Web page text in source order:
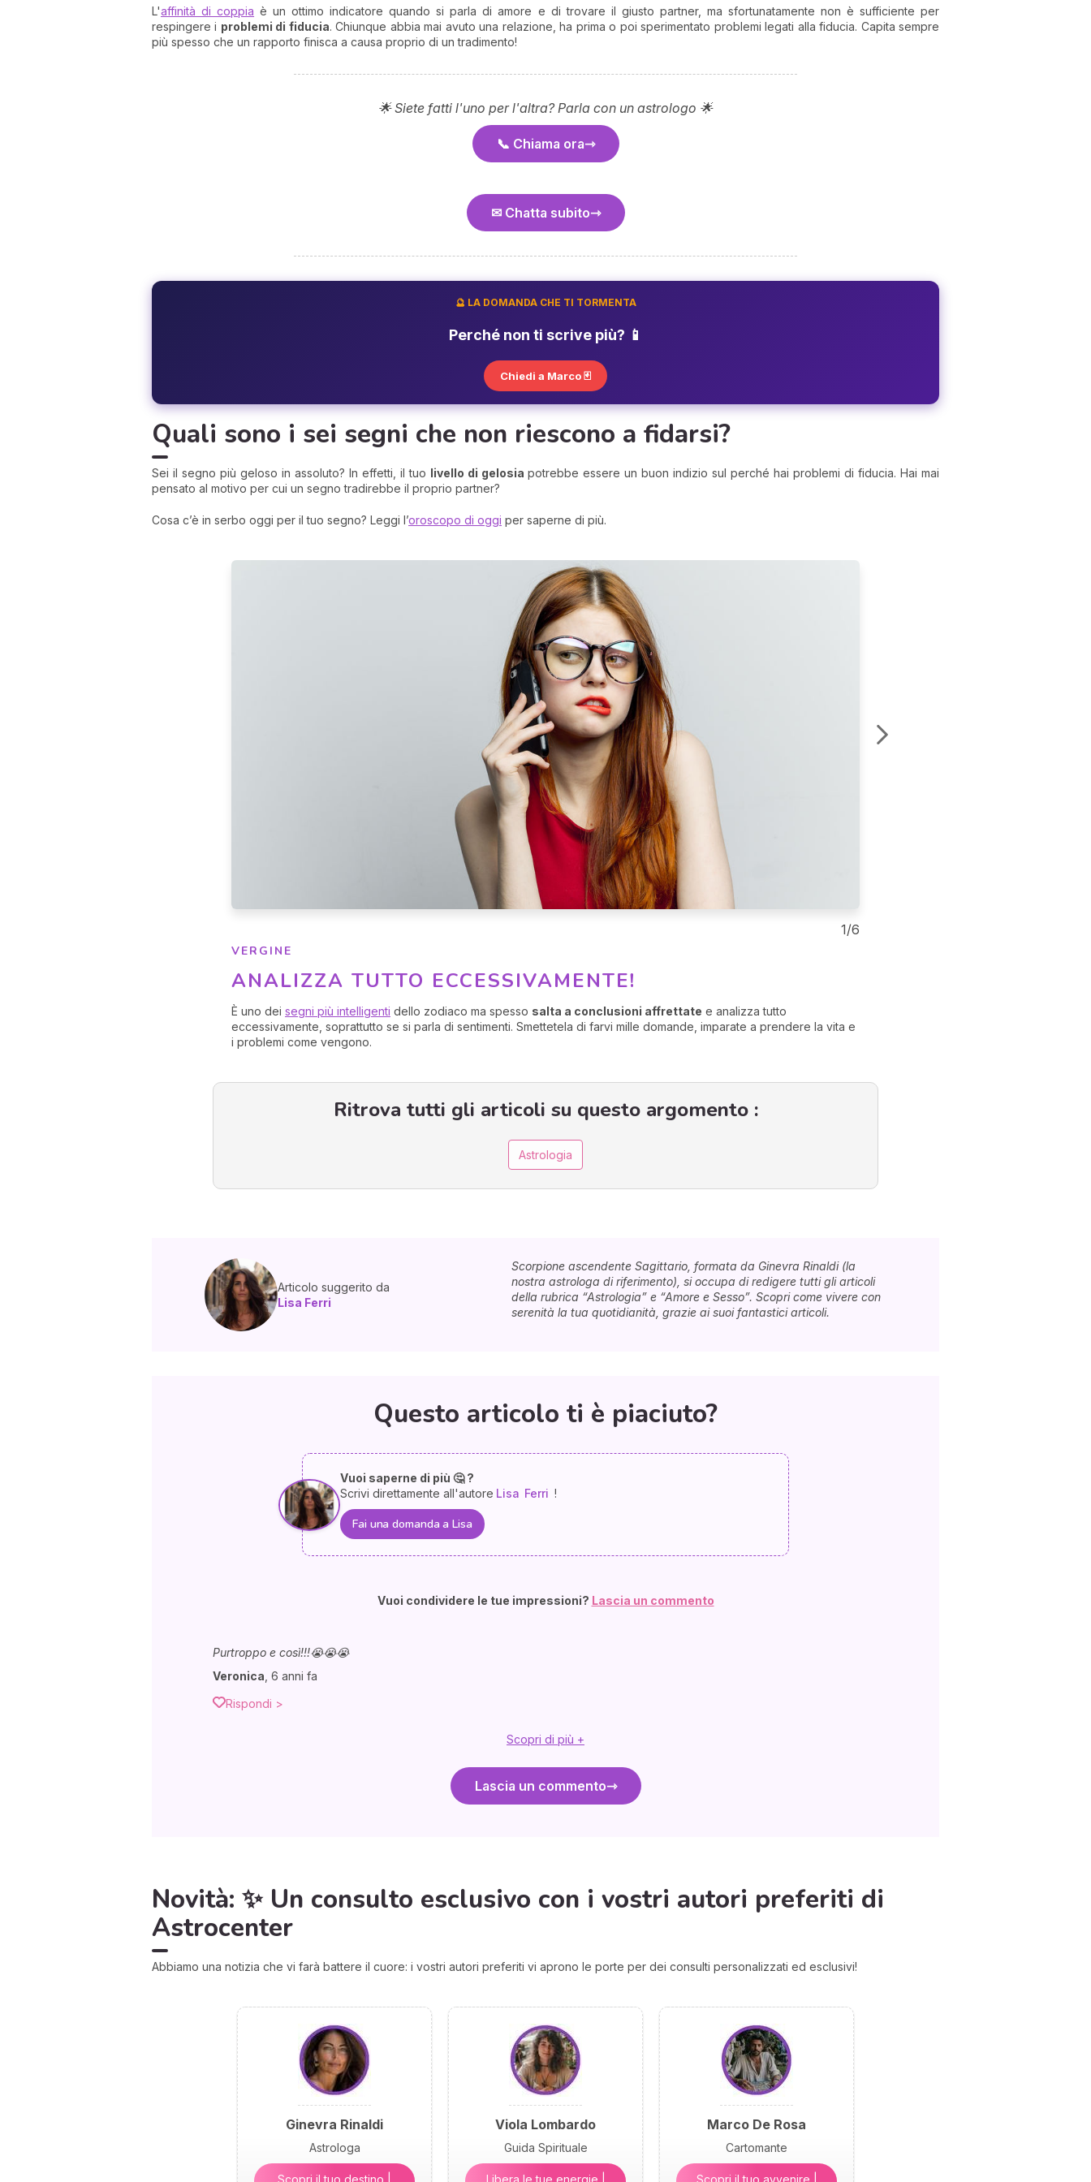
L'affinità di coppia è un ottimo indicatore quando si parla di amore e di trovare il giusto partner, ma sfortunatamente non è sufficiente per
respingere i problemi di fiducia. Chiunque abbia mai avuto una relazione, ha prima o poi sperimentato problemi legati alla fiducia. Capita sempre
più spesso che un rapporto finisca a causa proprio di un tradimento!
🌟 Siete fatti l'uno per l'altra? Parla con un astrologo 🌟
📞 Chiama ora
✉ Chatta subito
🔮 LA DOMANDA CHE TI TORMENTA
Perché non ti scrive più? 📱
Chiedi a Marco 🃏
Quali sono i sei segni che non riescono a fidarsi?
Sei il segno più geloso in assoluto? In effetti, il tuo livello di gelosia potrebbe essere un buon indizio sul perché hai problemi di fiducia. Hai mai
pensato al motivo per cui un segno tradirebbe il proprio partner?
Cosa c’è in serbo oggi per il tuo segno? Leggi l’oroscopo di oggi per saperne di più.
VERGINE
ANALIZZA TUTTO ECCESSIVAMENTE!
È uno dei segni più intelligenti dello zodiaco ma spesso salta a conclusioni affrettate e analizza tutto
eccessivamente, soprattutto se si parla di sentimenti. Smettetela di farvi mille domande, imparate a prendere la vita e
i problemi come vengono.
1/6
Ritrova tutti gli articoli su questo argomento :
Astrologia
Articolo suggerito da
Lisa Ferri
Scorpione ascendente Sagittario, formata da Ginevra Rinaldi (la
nostra astrologa di riferimento), si occupa di redigere tutti gli articoli
della rubrica “Astrologia” e “Amore e Sesso”. Scopri come vivere con
serenità la tua quotidianità, grazie ai suoi fantastici articoli.
Questo articolo ti è piaciuto?
Vuoi saperne di più 🤔 ?
Scrivi direttamente all'autore Lisa Ferri !
Fai una domanda a Lisa
Vuoi condividere le tue impressioni? Lascia un commento
Purtroppo e così!!!😭😭😭
Veronica 6 anni fa
Rispondi >
Scopri di più +
Lascia un commento
Novità: ✨ Un consulto esclusivo con i vostri autori preferiti di
Astrocenter
Abbiamo una notizia che vi farà battere il cuore: i vostri autori preferiti vi aprono le porte per dei consulti personalizzati ed esclusivi!
Ginevra Rinaldi
Astrologa
Scopri il tuo destino |
Viola Lombardo
Guida Spirituale
Libera le tue energie |
Marco De Rosa
Cartomante
Scopri il tuo avvenire |